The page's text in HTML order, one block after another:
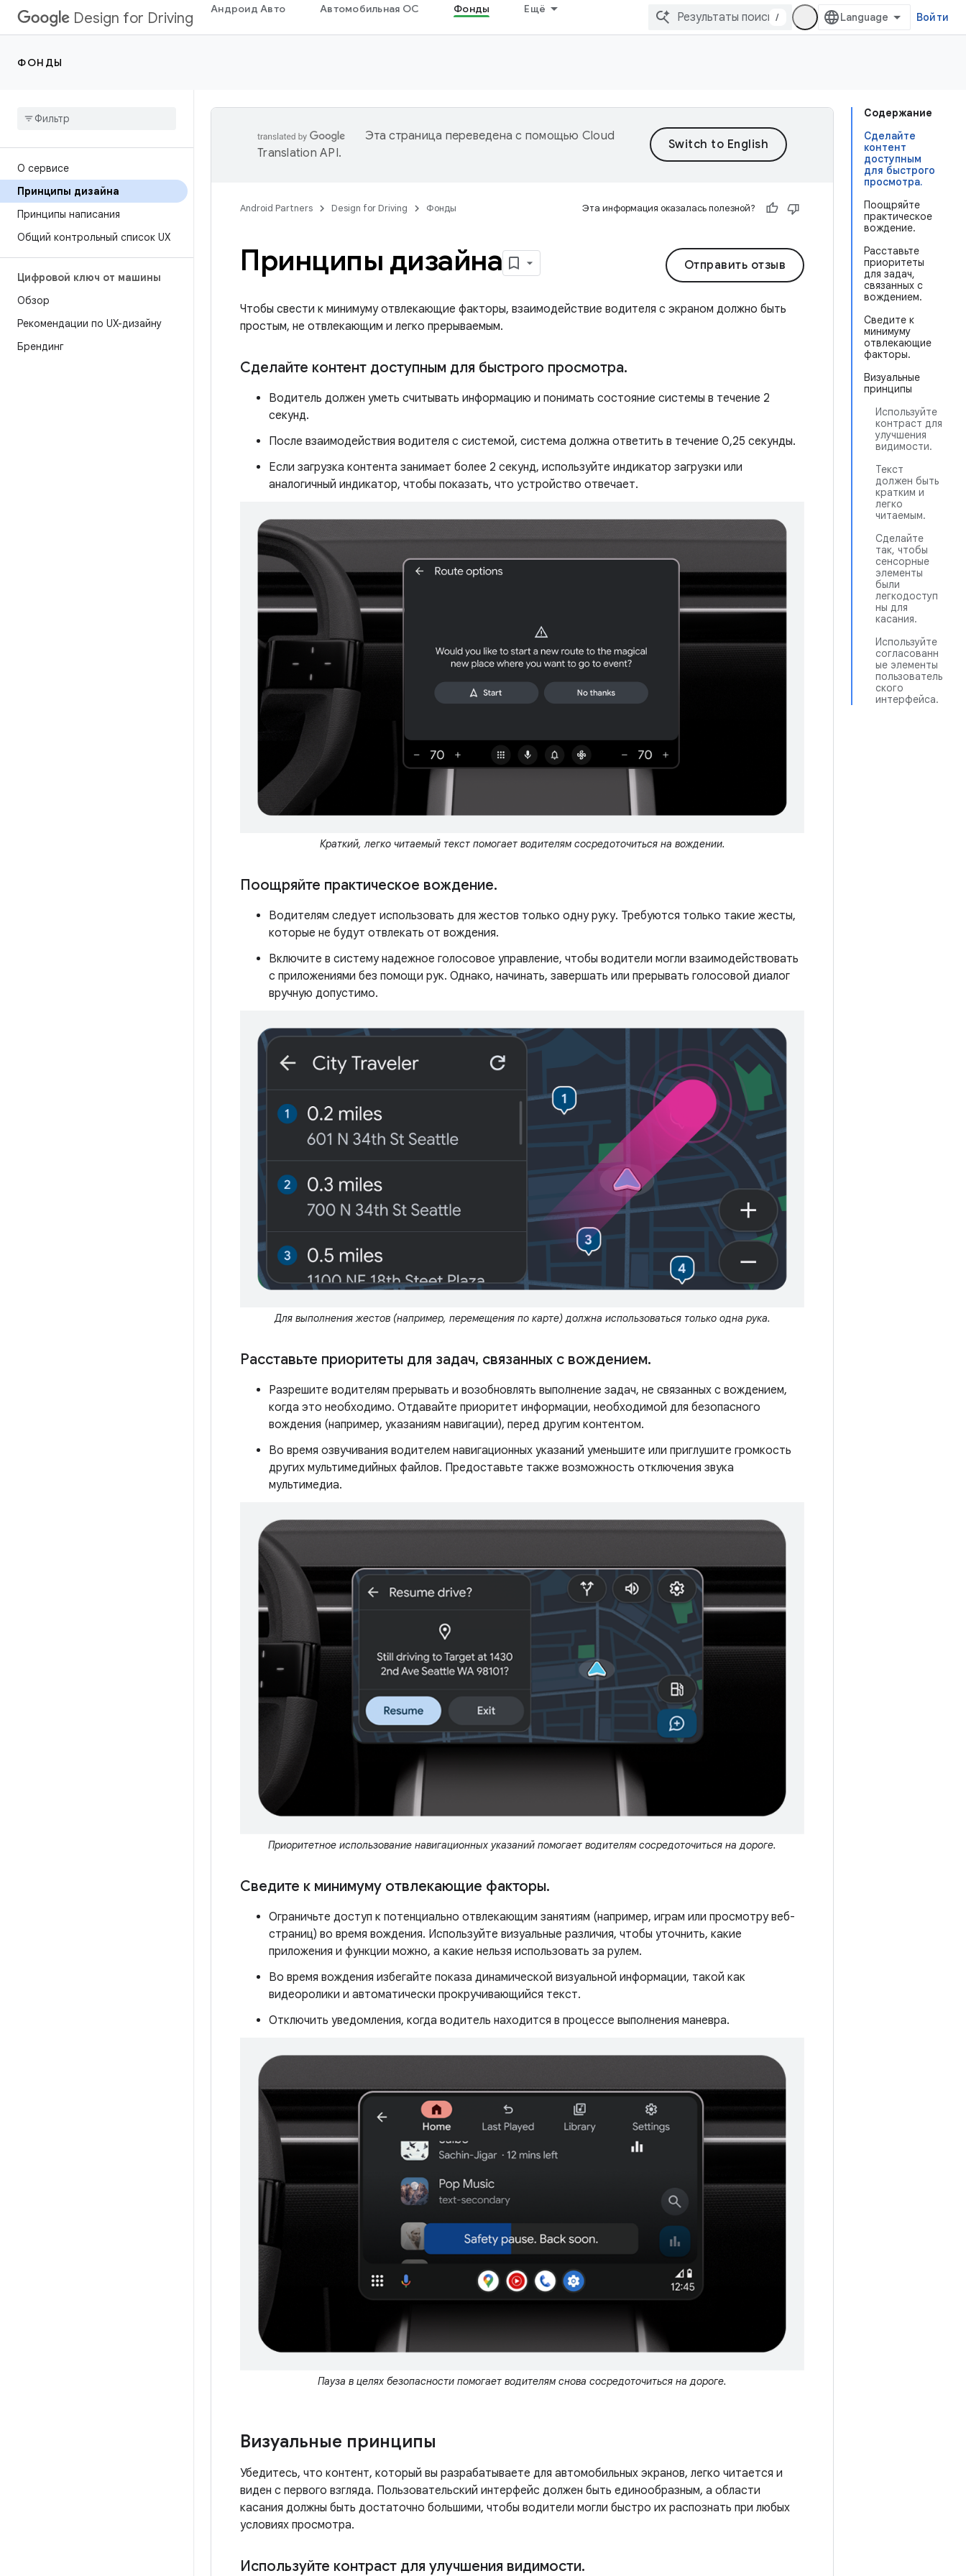
Design for Driving
Андроид Авто Автомобильная ОС Фонды Ещё
/ Войти
ФОНДЫ
О сервисе
Принципы дизайна
Принципы написания
Общий контрольный список UX
Цифровой ключ от машины
Обзор
Рекомендации по UX-дизайну
Брендинг
Содержание
Сделайте
контент
доступным
для быстрого
просмотра.
Поощряйте
практическое
вождение.
Расставьте
приоритеты
для задач,
связанных с
вождением.
Сведите к
минимуму
отвлекающие
факторы.
Визуальные
принципы
Используйте
контраст для
улучшения
видимости.
Текст
должен быть
кратким и
легко
читаемым.
Сделайте
так, чтобы
сенсорные
элементы
были
легкодоступ
ны для
касания.
Используйте
согласованн
ые элементы
пользователь
ского
интерфейса.
Эта страница переведена с помощью Cloud
Translation API.
Android Partners Design for Driving Фонды Эта информация оказалась полезной?
Отправить отзыв
Принципы дизайна
Чтобы свести к минимуму отвлекающие факторы, взаимодействие водителя с экраном должно быть
простым, не отвлекающим и легко прерываемым.
Сделайте контент доступным для быстрого просмотра.
Водитель должен уметь считывать информацию и понимать состояние системы в течение 2
секунд.
После взаимодействия водителя с системой, система должна ответить в течение 0,25 секунды.
Если загрузка контента занимает более 2 секунд, используйте индикатор загрузки или
аналогичный индикатор, чтобы показать, что устройство отвечает.
Краткий, легко читаемый текст помогает водителям сосредоточиться на вождении.
Поощряйте практическое вождение.
Водителям следует использовать для жестов только одну руку. Требуются только такие жесты,
которые не будут отвлекать от вождения.
Включите в систему надежное голосовое управление, чтобы водители могли взаимодействовать
с приложениями без помощи рук. Однако, начинать, завершать или прерывать голосовой диалог
вручную допустимо.
Для выполнения жестов (например, перемещения по карте) должна использоваться только одна рука.
Расставьте приоритеты для задач, связанных с вождением.
Разрешите водителям прерывать и возобновлять выполнение задач, не связанных с вождением,
когда это необходимо. Отдавайте приоритет информации, необходимой для безопасного
вождения (например, указаниям навигации), перед другим контентом.
Во время озвучивания водителем навигационных указаний уменьшите или приглушите громкость
других мультимедийных файлов. Предоставьте также возможность отключения звука
мультимедиа.
Приоритетное использование навигационных указаний помогает водителям сосредоточиться на дороге.
Сведите к минимуму отвлекающие факторы.
Ограничьте доступ к потенциально отвлекающим занятиям (например, играм или просмотру веб-
страниц) во время вождения. Используйте визуальные различия, чтобы уточнить, какие
приложения и функции можно, а какие нельзя использовать за рулем.
Во время вождения избегайте показа динамической визуальной информации, такой как
видеоролики и автоматически прокручивающийся текст.
Отключить уведомления, когда водитель находится в процессе выполнения маневра.
Пауза в целях безопасности помогает водителям снова сосредоточиться на дороге.
Визуальные принципы
Убедитесь, что контент, который вы разрабатываете для автомобильных экранов, легко читается и
виден с первого взгляда. Пользовательский интерфейс должен быть единообразным, а области
касания должны быть достаточно большими, чтобы водители могли быстро их распознать при любых
условиях просмотра.
Используйте контраст для улучшения видимости.